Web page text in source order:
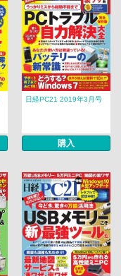
日経PC21 2019年3月号
購入